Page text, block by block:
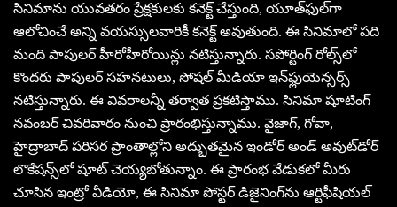
సినిమాను యువతరం ప్రేక్షకులకు కనెక్ట్ చేస్తుంది, యూత్‌ఫుల్‌గా
ఆలోచించే అన్ని వయస్సులవారికీ కనెక్ట్ అవుతుంది. ఈ సినిమాలో పది
మంది పాపులర్ హీరోహీరోయిన్లు నటిస్తున్నారు. సపోర్టింగ్ రోల్స్‌లో
కొందరు పాపులర్ సహనటులు, సోషల్ మీడియా ఇన్‌ఫ్లుయెన్సర్స్
నటిస్తున్నారు. ఈ వివరాలన్నీ తర్వాత ప్రకటిస్తాము. సినిమా షూటింగ్
నవంబర్ చివరివారం నుంచి ప్రారంభిస్తున్నాము. వైజాగ్, గోవా,
హైద్రాబాద్ పరిసర ప్రాంతాల్లోని అద్భుతమైన ఇండోర్ అండ్ అవుట్‌డోర్
లొకేషన్స్‌లో షూట్ చెయ్యబోతున్నాం. ఈ ప్రారంభ వేడుకలో మీరు
చూసిన ఇంట్రో వీడియో, ఈ సినిమా పోస్టర్ డిజైనింగ్‌ను ఆర్టిఫీషియల్